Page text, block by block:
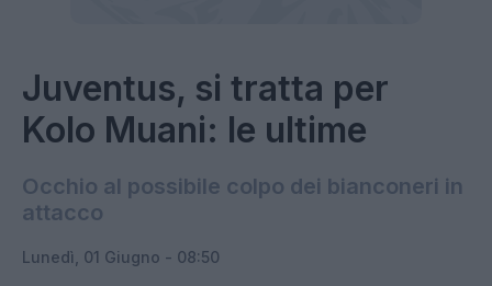
Juventus, si tratta per
Kolo Muani: le ultime
Occhio al possibile colpo dei bianconeri in
attacco
Lunedì, 01 Giugno - 08:50